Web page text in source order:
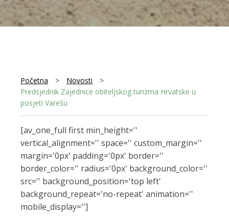
Početna > Novosti
>
Predsjednik Zajednice obiteljskog turizma Hrvatske u
posjeti Varešu
[av_one_full first min_height=''
vertical_alignment='' space='' custom_margin=''
margin='0px' padding='0px' border=''
border_color='' radius='0px' background_color=''
src='' background_position='top left'
background_repeat='no-repeat' animation=''
mobile_display='']